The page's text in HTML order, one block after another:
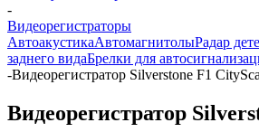
-
Видеорегистраторы
АвтоакустикаАвтомагнитолыРадар
заднего видаБрелки для
-Видеорегистратор Silverstone F1
Видеорегистратор